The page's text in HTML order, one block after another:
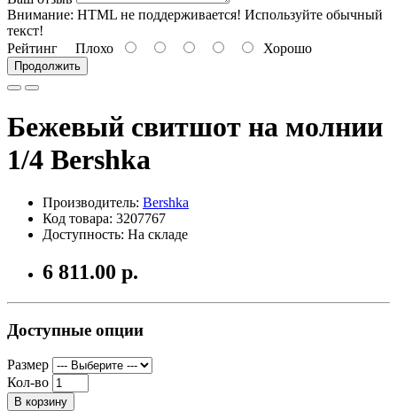
Внимание: HTML не поддерживается! Используйте обычный
текст!
Рейтинг Плохо Хорошо
Продолжить
Бежевый свитшот на молнии
1/4 Bershka
Производитель: Bershka
Код товара: 3207767
Доступность: На складе
6 811.00 р.
Доступные опции
Размер
Кол-во
В корзину